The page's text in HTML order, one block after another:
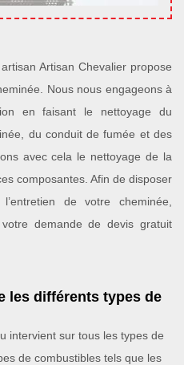
Artisan Chevalier propose
Nous nous engageons à
en faisant le nettoyage du
du conduit de fumée et des
avec cela le nettoyage de la
composantes. Afin de disposer
de votre cheminée,
demande de devis gratuit
les différents types de
intervient sur tous les types de
de combustibles tels que les